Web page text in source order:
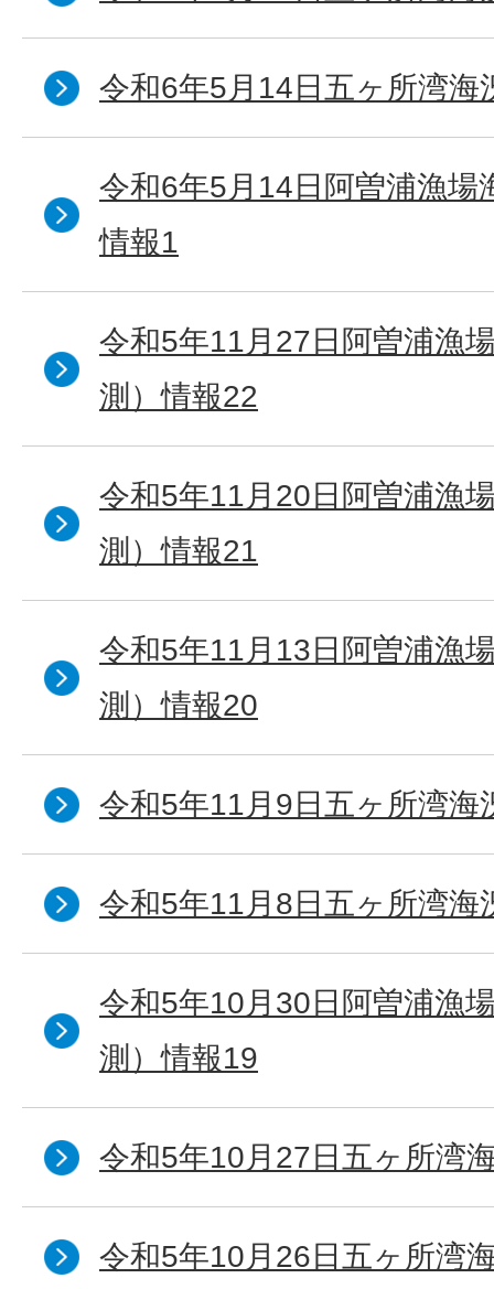
令和6年5月14日五ヶ所湾海
令和6年5月14日阿曽浦漁場
情報1
令和5年11月27日阿曽浦漁
測）情報22
令和5年11月20日阿曽浦漁
測）情報21
令和5年11月13日阿曽浦漁
測）情報20
令和5年11月9日五ヶ所湾海
令和5年11月8日五ヶ所湾海
令和5年10月30日阿曽浦漁
測）情報19
令和5年10月27日五ヶ所湾
令和5年10月26日五ヶ所湾